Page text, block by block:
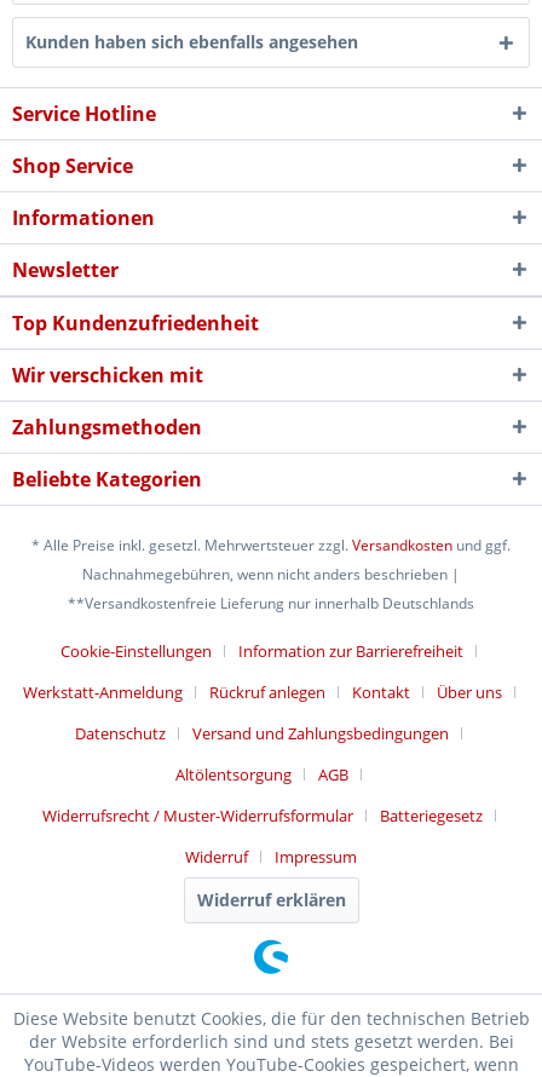
Kunden haben sich ebenfalls angesehen
Service Hotline
Shop Service
Informationen
Newsletter
Top Kundenzufriedenheit
Wir verschicken mit
Zahlungsmethoden
Beliebte Kategorien
* Alle Preise inkl. gesetzl. Mehrwertsteuer zzgl.Versandkosten und ggf.
Nachnahmegebühren, wenn nicht anders beschrieben |
**Versandkostenfreie Lieferung nur innerhalb Deutschlands
Cookie-Einstellungen
Information zur Barrierefreiheit
Werkstatt-Anmeldung
Rückruf anlegen Kontakt
Über uns
Datenschutz
Versand und Zahlungsbedingungen
Altölentsorgung
AGB
Widerrufsrecht / Muster-Widerrufsformular
Batteriegesetz
Widerruf
Impressum
Widerruf erklären
Diese Website benutzt Cookies, die für den technischen Betrieb
der Website erforderlich sind und stets gesetzt werden. Bei
YouTube-Videos werden YouTube-Cookies gespeichert, wenn